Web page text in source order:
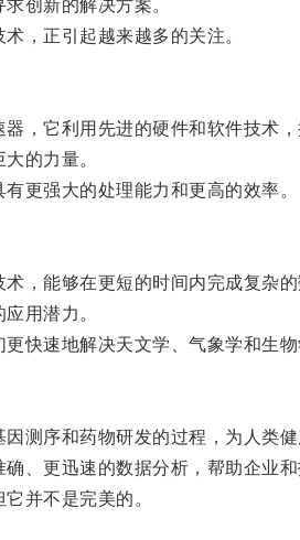
创新的解决方案。
，正引起越来越多的关注。
它利用先进的硬件和软件技术，
的力量。
强大的处理能力和更高的效率。
能够在更短的时间内完成复杂的
用潜力。
速地解决天文学、气象学和生物
序和药物研发的过程，为人类健
更迅速的数据分析，帮助企业和
并不是完美的。